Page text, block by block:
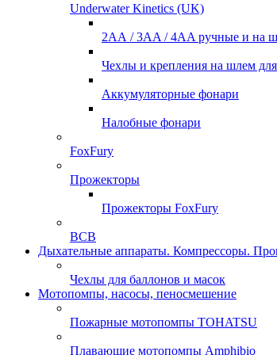
Underwater Kinetics (UK)
2АА / 3AA / 4AA ручные и на
Чехлы и крепления на шлем
Аккумуляторные фонари
Налобные фонари
FoxFury
Прожекторы
Прожекторы FoxFury
ВСВ
Дыхательные аппараты. Компрессоры.
Чехлы для баллонов и масок
Мотопомпы, насосы, пеносмешение
Пожарные мотопомпы TOHATSU
Плавающие мотопомпы Amphibio